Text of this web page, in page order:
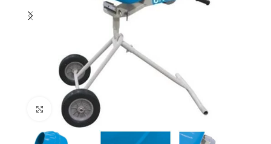
Clicca per ingrandire